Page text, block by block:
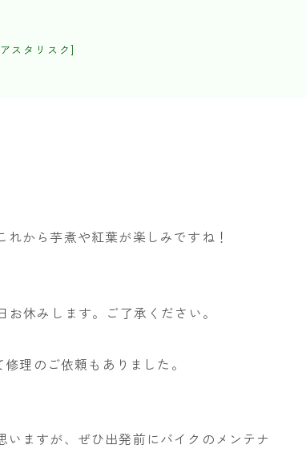
スタリスク]
から芋煮や紅葉が楽しみですね！
休みします。ご了承ください。
理のご依頼もありました。
ますが、ぜひ出発前にバイクのメンテナ